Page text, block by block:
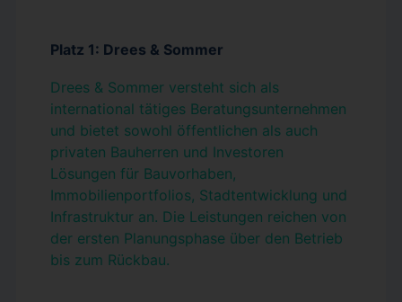
Platz 1: Drees & Sommer
Drees & Sommer versteht sich als
international tätiges Beratungsunternehmen
und bietet sowohl öffentlichen als auch
privaten Bauherren und Investoren
Lösungen für Bauvorhaben,
Immobilienportfolios, Stadtentwicklung und
Infrastruktur an. Die Leistungen reichen von
der ersten Planungsphase über den Betrieb
bis zum Rückbau.